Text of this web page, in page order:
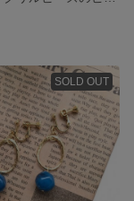
SOLD OUT